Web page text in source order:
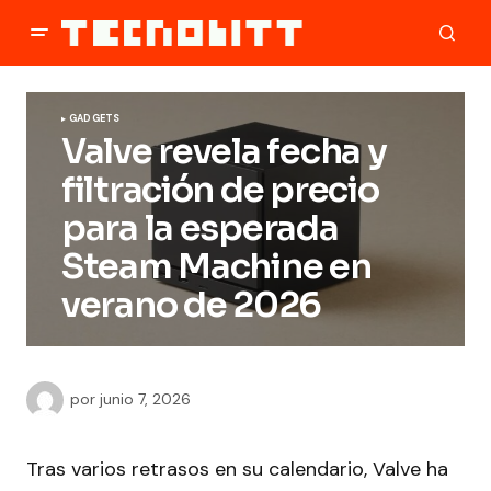
GADGETS
Valve revela fecha y
filtración de precio
para la esperada
Steam Machine en
verano de 2026
por junio 7, 2026
Tras varios retrasos en su calendario, Valve ha